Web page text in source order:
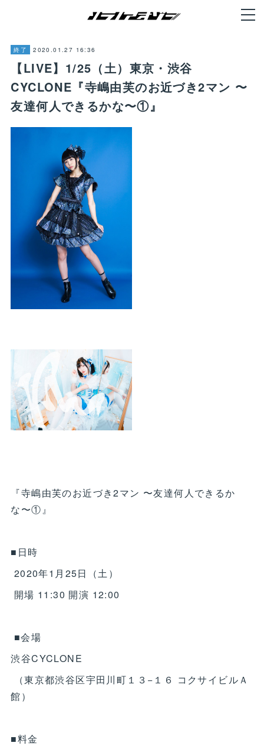
終了 2020.01.27 16:36
【LIVE】1/25（土）東京・渋谷
CYCLONE『寺嶋由芙のお近づき2マン 〜
友達何人できるかな〜①』
『寺嶋由芙のお近づき2マン 〜友達何人できるか
な〜①』
■日時
2020年1月25日（土）
開場 11:30 開演 12:00
■会場
渋谷CYCLONE
（東京都渋谷区宇田川町１３−１６ コクサイビルＡ
館）
■料金